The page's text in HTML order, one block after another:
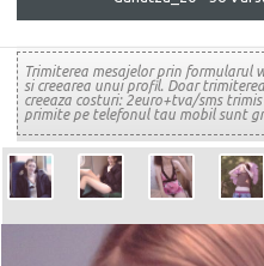
Trimiterea mesajelor prin formularul
si creearea unui profil. Doar
creeaza costuri: 2euro+tva/sms
primite pe telefonul tau mobil sunt